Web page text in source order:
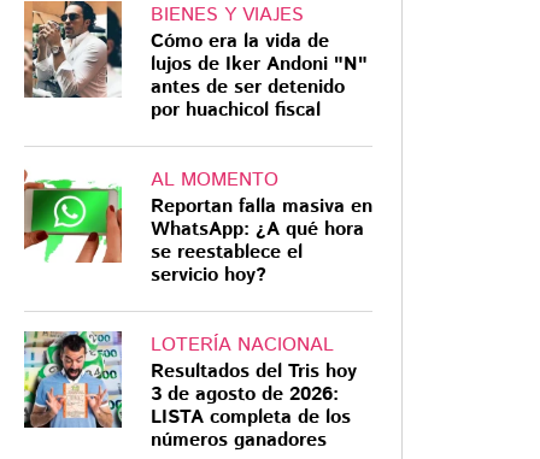
BIENES Y VIAJES
Cómo era la vida de
lujos de Iker Andoni "N"
antes de ser detenido
por huachicol fiscal
AL MOMENTO
Reportan falla masiva en
WhatsApp: ¿A qué hora
se reestablece el
servicio hoy?
LOTERÍA NACIONAL
Resultados del Tris hoy
3 de agosto de 2026:
LISTA completa de los
números ganadores